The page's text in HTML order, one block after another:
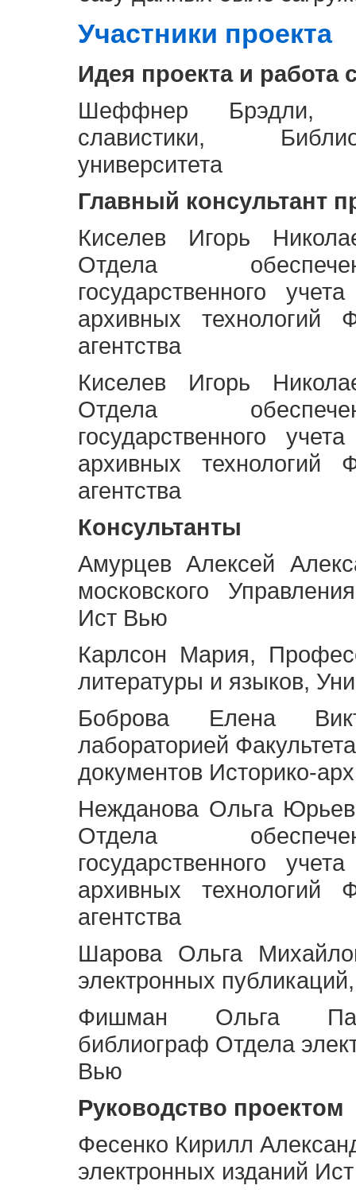
Участники проекта
Идея проекта и работа
Шеффнер Брэдли,
славистики,
университета
Главный консультант
Киселев Игорь
Отдела
государственного
архивных технологий
агентства
Киселев Игорь
Отдела
государственного
архивных технологий
агентства
Консультанты
Амурцев Алексей
московского
Ист Вью
Карлсон Мария,
литературы и языков,
Боброва Елена
лабораторией
документов Историко-
Нежданова Ольга
Отдела
государственного
архивных технологий
агентства
Шарова Ольга
электронных
Фишман Ольга
библиограф Отдела
Вью
Руководство проектом
Фесенко Кирилл
электронных изданий